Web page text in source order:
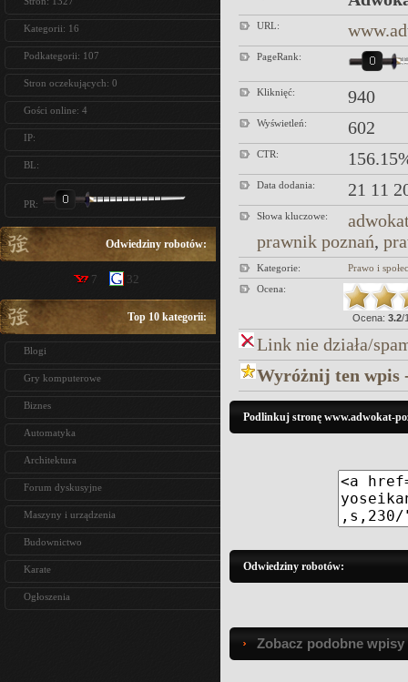
Kategorii: 16
Podkategorii: 107
Stron oczekujących: 0
Gości online: 4
IP:
BL:
PR:
Odwiedziny robotów:
7 32
Top 10 kategorii:
Blogi
Gry komputerowe
Biznes
Automatyka
Architektura
Forum dyskusyjne
Maszyny i urządzenia
Budownictwo
Karate
Ogłoszenia
URL:
PageRank:
Kliknięć: 940
Wyświetleń: 602
CTR:
Data dodania: 21 11
Słowa kluczowe:
prawnik poznań,
Kategorie:
Prawo i
Ocena:
Ocena: 3.2/
Link nie działa/
Wyróżnij ten wpis
Podlinkuj stronę www.adwokat-
Odwiedziny robotów:
Zobacz podobne